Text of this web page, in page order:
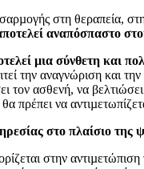
στη θεραπεία,
αναπόσπαστο
µια σύνθετη και
την αναγνώριση και
ασθενή, να
πρέπει να
στο πλαίσιο της
στην